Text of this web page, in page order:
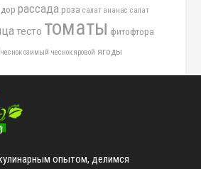
рассада роза салат ананас салат
тесто томаты фитофтора
чеснок озимый чеснок яровой ягоды
опытом, делимся